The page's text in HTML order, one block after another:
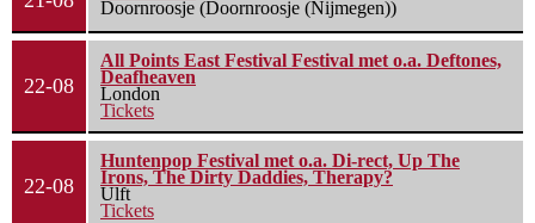
Doornroosje (Doornroosje (Nijmegen))
22-08
All Points East Festival Festival met o.a. Deftones,
Deafheaven
London
Tickets
22-08
Huntenpop Festival met o.a. Di-rect, Up The
Irons, The Dirty Daddies, Therapy?
Ulft
Tickets